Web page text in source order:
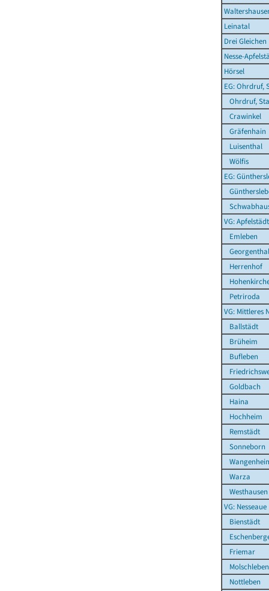
Leinatal
Drei Gleichen
Nesse-
Hörsel
EG: Ohrdruf,
Ohrdruf,
Crawinkel
Gräfenhain
Luisenthal
Wölfis
EG:
VG:
Emleben
Herrenhof
Petriroda
VG: Mittleres
Ballstädt
Brüheim
Bufleben
Goldbach
Haina
Hochheim
Remstädt
Sonneborn
Warza
Westhausen
VG: Nesseaue
Bienstädt
Friemar
Molschleben
Nottleben